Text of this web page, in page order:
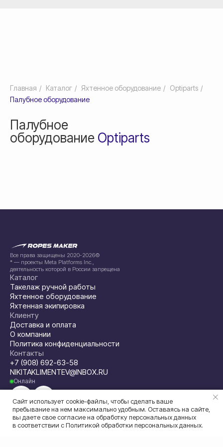
Главная / Каталог / Яхтенное оборудование / Optiparts /
Палубное оборудование
Палубное
оборудование Optiparts
Все права защищены 2020-2026©
* — проекты Meta Platforms Inc.,
деятельность которой в России запрещена
Каталог
Такелаж ручной работы
Яхтенное оборудование
Яхтенная экипировка
Клиенту
Доставка и оплата
О компании
Политика конфиденциальности
Контакты
+7 (908) 692-63-58
NIKITAKLIMENTEV@INBOX.RU
Онлайн
Сайт использует cookie-файлы, чтобы сделать ваше
пребывание на нем максимально удобным. Оставаясь на сайте,
вы даете свое согласие на обработку персональных данных
в соответствии сПолитикой обработки персональных данных.